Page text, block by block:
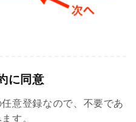
に同意
意登録なので、不要であ
す。